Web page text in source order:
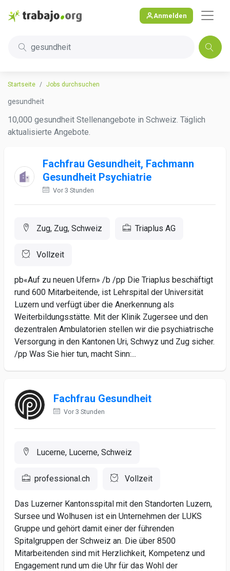
Anmelden
gesundheit
Startseite Jobs durchsuchen
gesundheit
10,000 gesundheit Stellenangebote in Schweiz. Täglich
aktualisierte Angebote.
Fachfrau Gesundheit, Fachmann
Gesundheit Psychiatrie
Vor 3 Stunden
Zug, Zug, Schweiz Triaplus AG
Vollzeit
pb«Auf zu neuen Ufern» /b /pp Die Triaplus beschäftigt
rund 600 Mitarbeitende, ist Lehrspital der Universität
Luzern und verfügt über die Anerkennung als
Weiterbildungsstätte. Mit der Klinik Zugersee und den
dezentralen Ambulatorien stellen wir die psychiatrische
Versorgung in den Kantonen Uri, Schwyz und Zug sicher.
/pp Was Sie hier tun, macht Sinn:...
Fachfrau Gesundheit
Vor 3 Stunden
Lucerne, Lucerne, Schweiz
professional.ch Vollzeit
Das Luzerner Kantonsspital mit den Standorten Luzern,
Sursee und Wolhusen ist ein Unternehmen der LUKS
Gruppe und gehört damit einer der führenden
Spitalgruppen der Schweiz an. Die über 8500
Mitarbeitenden sind mit Herzlichkeit, Kompetenz und
Engagement rund um die Uhr für das Wohl der